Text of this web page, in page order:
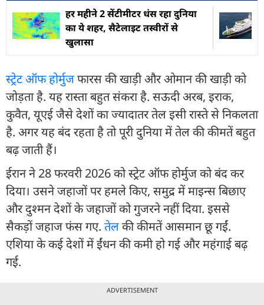
हर महीने 2 सेंटीमीटर धंस रहा दुनिया
का ये शहर, सैटेलाइट तस्वीरों से
खुलासा
स्ट्रेट ऑफ होर्मुजफारस की खाड़ी और ओमान की खाड़ी को
जोड़ता है. यह रास्ता बहुत संकरा है. सऊदी अरब, इराक,
कुवैत, यूएई जैसे देशों का ज्यादातर तेल इसी रास्ते से निकलता
है. अगर यह बंद रहता है तो पूरी दुनिया में तेल की कीमतें बहुत
बढ़ जाती हैं।
ईरान ने 28 फरवरी 2026 को स्ट्रेट ऑफ होर्मुज को बंद कर
दिया। उसने जहाजों पर हमले किए, समुद्र में माइन्स बिछाए
और दुश्मन देशों के जहाजों को गुजरने नहीं दिया. इससे
सैकड़ों जहाज फंस गए. तेलकी कीमतें आसमान छू गईं.
एशिया के कई देशों में ईंधन की कमी हो गई और महंगाई बढ़
गई.
ADVERTISEMENT